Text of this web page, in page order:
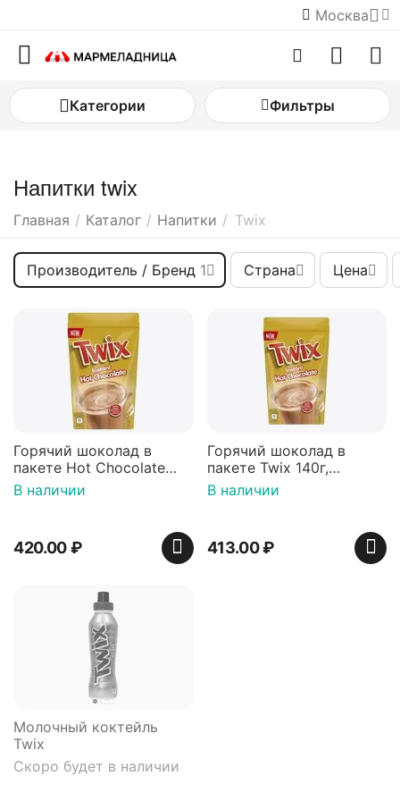
Москва
Категории Фильтры
Напитки twix
Главная / Каталог / Напитки / Twix
Производитель / Бренд 1 Страна Цена
Горячий шоколад в
пакете Hot Chocolate
140 г, Twix
В наличии
420.00₽
Горячий шоколад в
пакете Twix 140г,
Германия
В наличии
413.00₽
Молочный коктейль
Twix
Скоро будет в наличии